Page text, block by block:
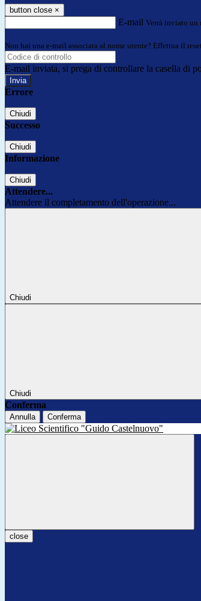
button close ×
E-mail Verrà inviato un
Non hai una e-mail associata al nome utente? Effettua il
E-mail inviata, si prega di controllare la casella di
Errore
Chiudi
Successo
Chiudi
Informazione
Chiudi
Attendere...
Attendere il completamento dell'operazione...
Chiudi
Chiudi
Conferma
Annulla Conferma
close